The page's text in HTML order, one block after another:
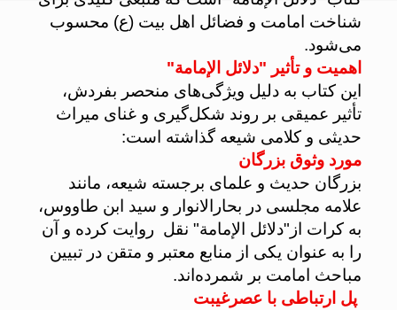
شناخت امامت و فضائل اهل بیت (ع) محسوب
می‌شود.
اهمیت و تأثیر "دلائل الإمامة"
این کتاب به دلیل ویژگی‌های منحصر بفردش،
تأثیر عمیقی بر روند شکل‌گیری و غنای میراث
حدیثی و کلامی شیعه گذاشته است:
مورد وثوق بزرگان
بزرگان حدیث و علمای برجسته شیعه، مانند
علامه مجلسی در بحارالانوار و سید ابن طاووس،
به کرات از"دلائل الإمامة" نقل روایت کرده و آن
را به عنوان یکی از منابع معتبر و متقن در تبیین
مباحث امامت بر شمرده‌اند.
پل ارتباطی با عصرغیبت